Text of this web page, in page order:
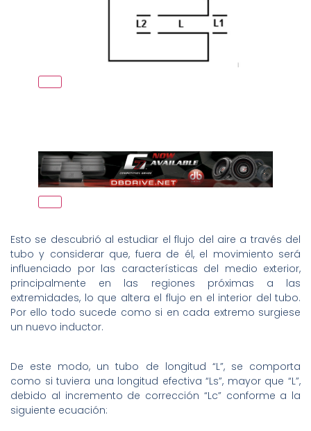
Esto se descubrió al estudiar el flujo del aire a través del
tubo y considerar que, fuera de él, el movimiento será
influenciado por las características del medio exterior,
principalmente en las regiones próximas a las
extremidades, lo que altera el flujo en el interior del tubo.
Por ello todo sucede como si en cada extremo surgiese
un nuevo inductor.
De este modo, un tubo de longitud “L”, se comporta
como si tuviera una longitud efectiva “Ls”, mayor que “L”,
debido al incremento de corrección “Lc” conforme a la
siguiente ecuación: